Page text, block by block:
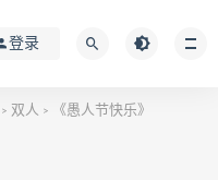
登录
> 双人 > 《愚人节快乐》